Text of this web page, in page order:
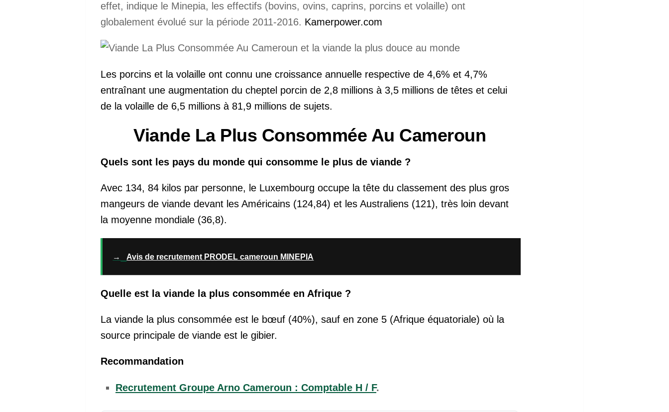
effet, indique le Minepia, les effectifs (bovins, ovins, caprins, porcins et volaille) ont
globalement évolué sur la période 2011-2016. Kamerpower.com
Les porcins et la volaille ont connu une croissance annuelle respective de 4,6% et 4,7%
entraînant une augmentation du cheptel porcin de 2,8 millions à 3,5 millions de têtes et celui
de la volaille de 6,5 millions à 81,9 millions de sujets.
Viande La Plus Consommée Au Cameroun
Quels sont les pays du monde qui consomme le plus de viande ?
Avec 134, 84 kilos par personne, le Luxembourg occupe la tête du classement des plus gros
mangeurs de viande devant les Américains (124,84) et les Australiens (121), très loin devant
la moyenne mondiale (36,8).
→ Avis de recrutement PRODEL cameroun MINEPIA
Quelle est la viande la plus consommée en Afrique ?
La viande la plus consommée est le bœuf (40%), sauf en zone 5 (Afrique équatoriale) où la
source principale de viande est le gibier.
Recommandation
Recrutement Groupe Arno Cameroun : Comptable H / F.